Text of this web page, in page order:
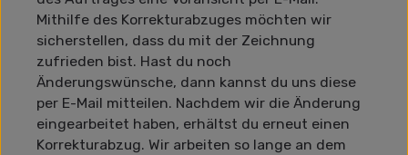
Mithilfe des Korrekturabzuges möchten wir
sicherstellen, dass du mit der Zeichnung
zufrieden bist. Hast du noch
Änderungswünsche, dann kannst du uns diese
per E-Mail mitteilen. Nachdem wir die Änderung
eingearbeitet haben, erhältst du erneut einen
Korrekturabzug. Wir arbeiten so lange an dem